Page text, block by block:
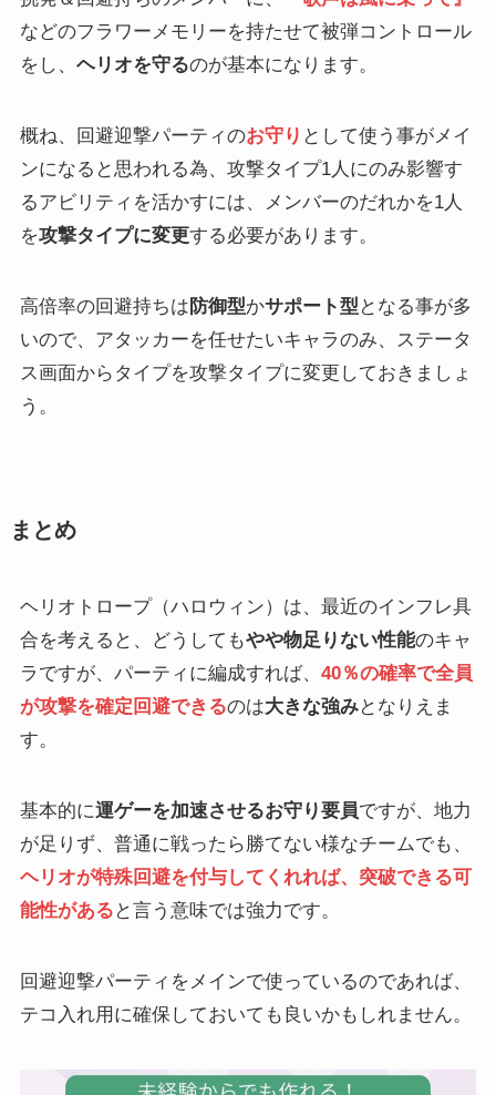
などのフラワーメモリーを持たせて被弾コントロール
をし、 ヘリオを守るのが基本になります。
概ね、回避迎撃パーティのお守り として使う事がメイ
ンになると思われる為、攻撃タイプ1人にのみ影響す
るアビリティを活かすには、メンバーのだれかを1人
を攻撃タイプに変更する必要があります。
高倍率の回避持ちは 防御型かサポート型 となる事が多
いので、アタッカーを任せたいキャラのみ、ステータ
ス画面からタイプを攻撃タイプに変更しておきましょ
う。
まとめ
ヘリオトロープ（ハロウィン）は、最近のインフレ具
合を考えると、どうしてもやや物足りない性能のキャ
ラですが、パーティに編成すれば、 40％の確率で全員
が攻撃を確定回避できるのは大きな強みとなりえま
す。
基本的に運ゲーを加速させるお守り要員ですが、地力
が足りず、普通に戦ったら勝てない様なチームでも、
ヘリオが特殊回避を付与してくれれば、突破できる可
能性がある と言う意味では強力です。
回避迎撃パーティをメインで使っているのであれば、
テコ入れ用に確保しておいても良いかもしれません。